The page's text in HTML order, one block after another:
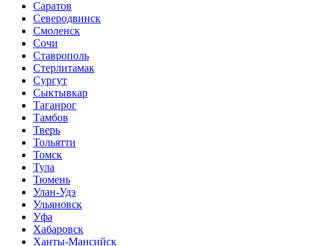
Саратов
Северодвинск
Смоленск
Сочи
Ставрополь
Стерлитамак
Сургут
Сыктывкар
Таганрог
Тамбов
Тверь
Тольятти
Томск
Тула
Тюмень
Улан-Удэ
Ульяновск
Уфа
Хабаровск
Ханты-Мансийск